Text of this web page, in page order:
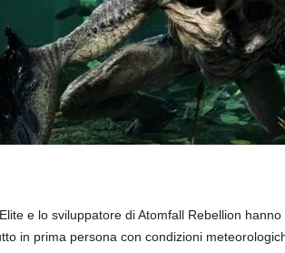
e lo sviluppatore di Atomfall Rebellion
in prima persona con condizioni